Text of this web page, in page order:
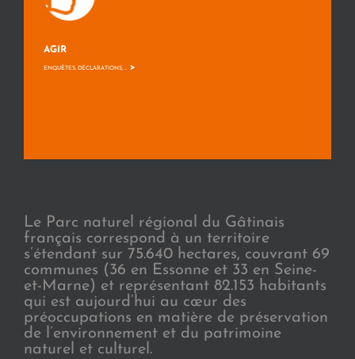
AGIR
ENQUÊTES, DÉCLARATIONS, ... >
Le Parc naturel régional du Gâtinais
français correspond à un territoire
s’étendant sur 75.640 hectares, couvrant 69
communes (36 en Essonne et 33 en Seine-
et-Marne) et représentant 82.153 habitants
qui est aujourd’hui au cœur des
préoccupations en matière de préservation
de l’environnement et du patrimoine
naturel et culturel.